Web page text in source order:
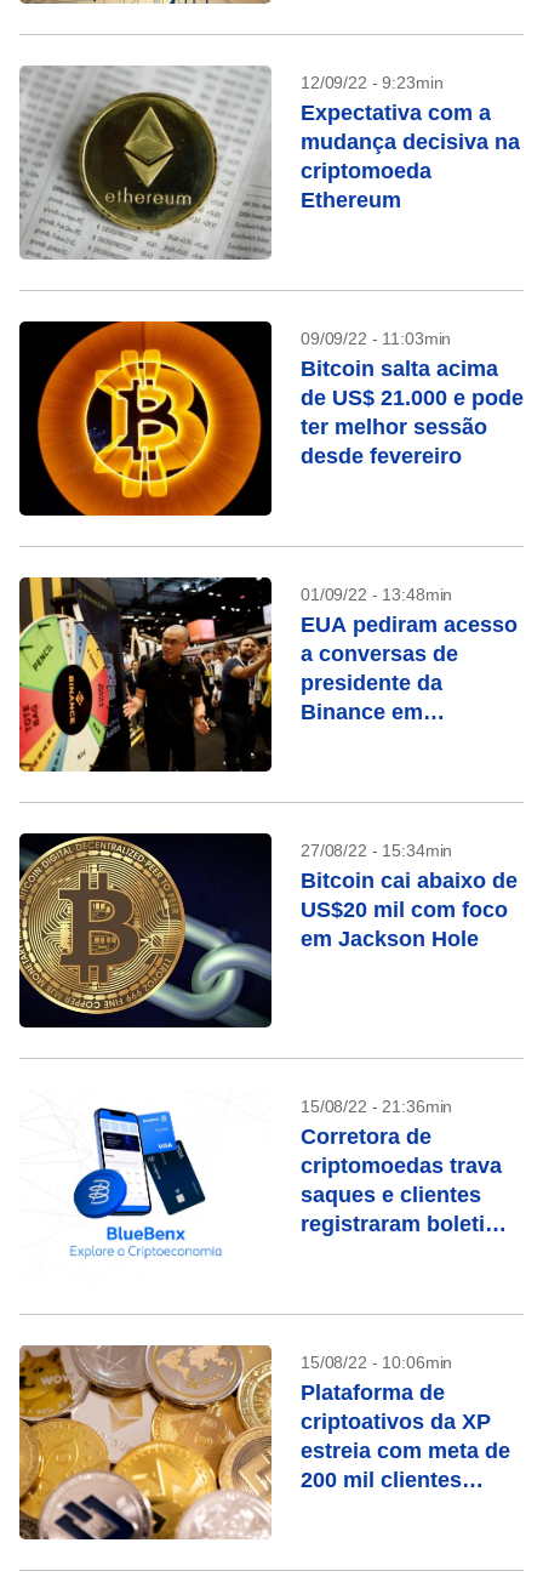
12/09/22 - 9:23min
Expectativa com a
mudança decisiva na
criptomoeda
Ethereum
09/09/22 - 11:03min
Bitcoin salta acima
de US$ 21.000 e pode
ter melhor sessão
desde fevereiro
01/09/22 - 13:48min
EUA pediram acesso
a conversas de
presidente da
Binance em
27/08/22 - 15:34min
Bitcoin cai abaixo de
US$20 mil com foco
em Jackson Hole
15/08/22 - 21:36min
Corretora de
criptomoedas trava
saques e clientes
registraram boletim
15/08/22 - 10:06min
Plataforma de
criptoativos da XP
estreia com meta de
200 mil clientes